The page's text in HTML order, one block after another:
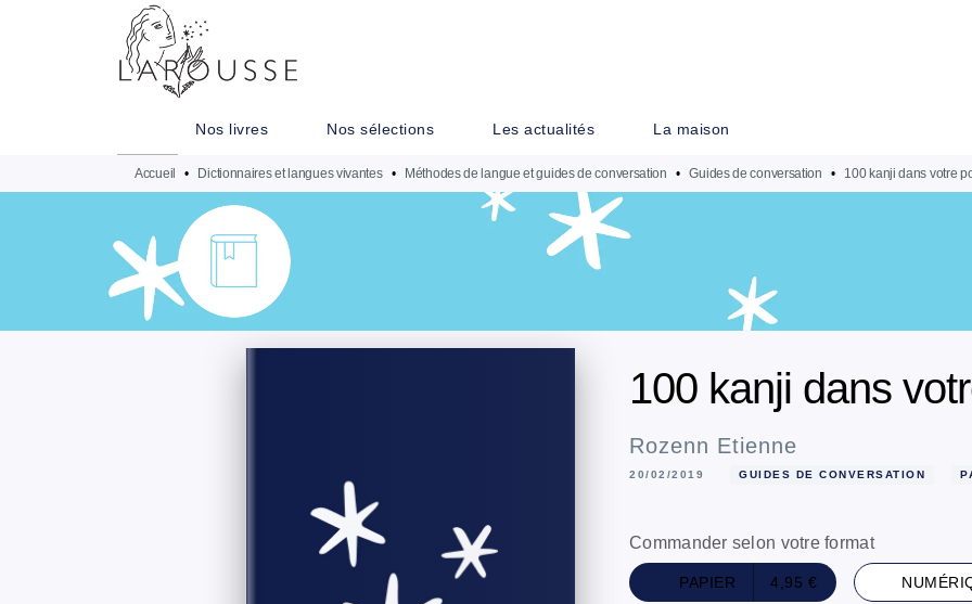
MENU
Nos livres Nos sélections Les actualités La maison
Accueil • Dictionnaires et langues vivantes • Méthodes de langue et guides de conversation • Guides de conversation • 100 kanji dans votre
100 kanji dans
Rozenn Etienne
20/02/2019 GUIDES DE CONVERSATION
Commander selon votre format
PAPIER 4,95 €